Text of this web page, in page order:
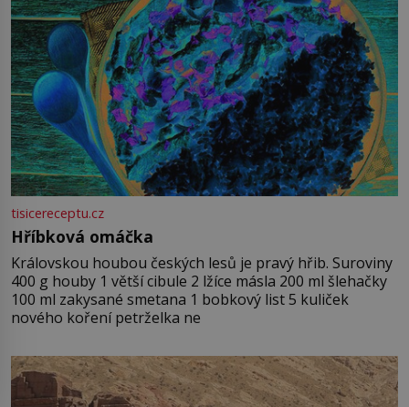
tisicereceptu.cz
Hříbková omáčka
Královskou houbou českých lesů je pravý hřib. Suroviny
400 g houby 1 větší cibule 2 lžíce másla 200 ml šlehačky
100 ml zakysané smetana 1 bobkový list 5 kuliček
nového koření petrželka ne